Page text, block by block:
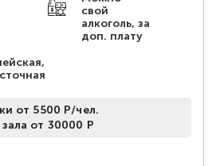
свой
алкоголь, за
доп. плату
от 5500 Р/чел.
от 30000 Р